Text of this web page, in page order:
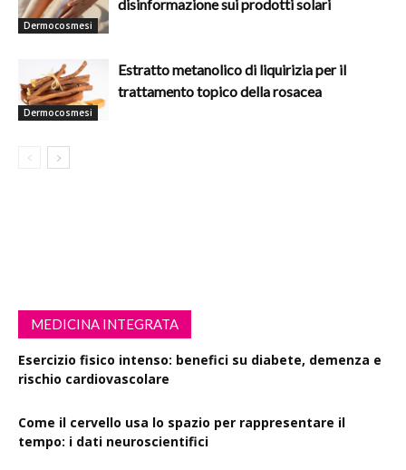
Dermocosmesi
disinformazione sui prodotti solari
Dermocosmesi
Estratto metanolico di liquirizia per il
trattamento topico della rosacea
MEDICINA INTEGRATA
Esercizio fisico intenso: benefici su diabete, demenza e
rischio cardiovascolare
Come il cervello usa lo spazio per rappresentare il
tempo: i dati neuroscientifici